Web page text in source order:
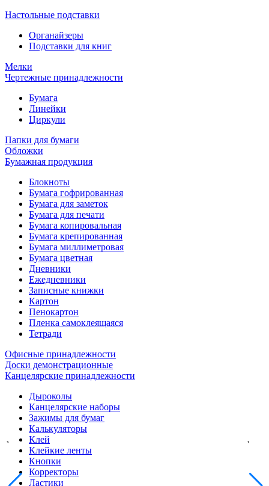
Настольные подставки
Органайзеры
Подставки для книг
Мелки
Чертежные принадлежности
Бумага
Линейки
Циркули
Папки для бумаги
Обложки
Бумажная продукция
Блокноты
Бумага гофрированная
Бумага для заметок
Бумага для печати
Бумага копировальная
Бумага крепированная
Бумага миллиметровая
Бумага цветная
Дневники
Ежедневники
Записные книжки
Картон
Пенокартон
Пленка самоклеящаяся
Тетради
Офисные принадлежности
Доски демонстрационные
Канцелярские принадлежности
Дыроколы
Канцелярские наборы
Зажимы для бумаг
Калькуляторы
Клей
Клейкие ленты
Кнопки
Корректоры
Ластики